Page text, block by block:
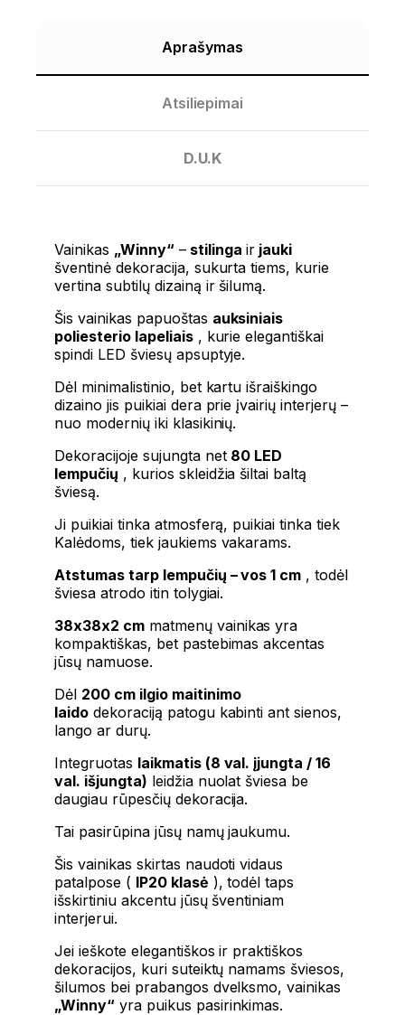
Aprašymas
Atsiliepimai
D.U.K
Vainikas „Winny“ –stilinga ir jauki
šventinė dekoracija, sukurta tiems, kurie
vertina subtilų dizainą ir šilumą.
Šis vainikas papuoštas auksiniais
poliesterio lapeliais, kurie elegantiškai
spindi LED šviesų apsuptyje.
Dėl minimalistinio, bet kartu išraiškingo
dizaino jis puikiai dera prie įvairių interjerų –
nuo ​​modernių iki klasikinių.
Dekoracijoje sujungta net 80 LED
lempučių , kurios skleidžia šiltai baltą
šviesą.
Ji puikiai tinka atmosferą, puikiai tinka tiek
Kalėdoms, tiek jaukiems vakarams.
Atstumas tarp lempučių – vos 1 cm , todėl
šviesa atrodo itin tolygiai.
38x38x2 cmmatmenų vainikas yra
kompaktiškas, bet pastebimas akcentas
jūsų namuose.
Dėl 200 cm ilgio maitinimo
laidodekoraciją patogu kabinti ant sienos,
lango ar durų.
Integruotas laikmatis (8 val. įjungta / 16
val. išjungta) leidžia nuolat šviesa be
daugiau rūpesčių dekoracija.
Tai pasirūpina jūsų namų jaukumu.
Šis vainikas skirtas naudoti vidaus
patalpose ( IP20 klasė ), todėl taps
išskirtiniu akcentu jūsų šventiniam
interjerui.
Jei ieškote elegantiškos ir praktiškos
dekoracijos, kuri suteiktų namams šviesos,
šilumos bei prabangos dvelksmo, vainikas
„Winny“ yra puikus pasirinkimas.